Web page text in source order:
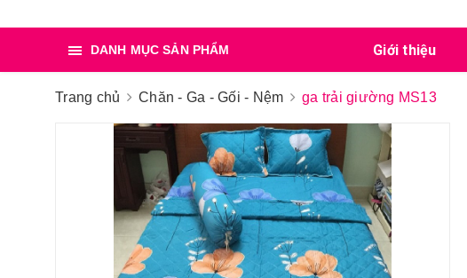
DANH MỤC SẢN PHẨM Giới thiệu
Trang chủ Chăn - Ga - Gối - Nệm ga trải giường MS13